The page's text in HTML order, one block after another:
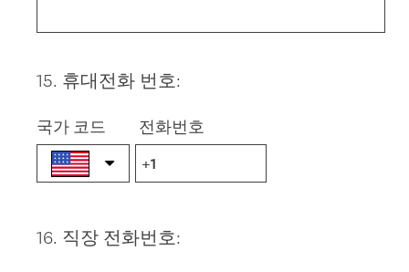
Question
15. 휴대전화 번호:
국가 코드 전화번호
Question
16. 직장 전화번호: